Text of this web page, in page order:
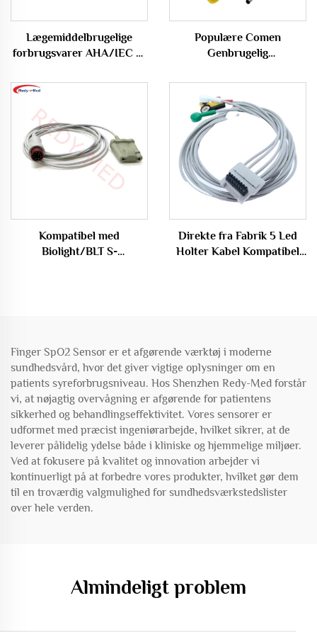
Lægemiddelbrugelige
forbrugsvarer AHA/IEC 5-
kompatibel med Edan X12
Populære Comen
Genbrugelig
Medicinsk Rektal
Anvendelse
Kompatibel med
Biolight/BLT S-
Direkte fra Fabrik 5 Led
Holter Kabel Kompatibel
Finger SpO2 Sensor er et afgørende værktøj i moderne
sundhedsvård, hvor det giver vigtige oplysninger om en
patients syreforbrugsniveau. Hos Shenzhen Redy-Med forstår
vi, at nøjagtig overvågning er afgørende for patientens
sikkerhed og behandlingseffektivitet. Vores sensorer er
udformet med præcist ingeniørarbejde, hvilket sikrer, at de
leverer pålidelig ydelse både i kliniske og hjemmelige miljøer.
Ved at fokusere på kvalitet og innovation arbejder vi
kontinuerligt på at forbedre vores produkter, hvilket gør dem
til en troværdig valgmulighed for sundhedsværkstedslister
over hele verden.
Almindeligt problem